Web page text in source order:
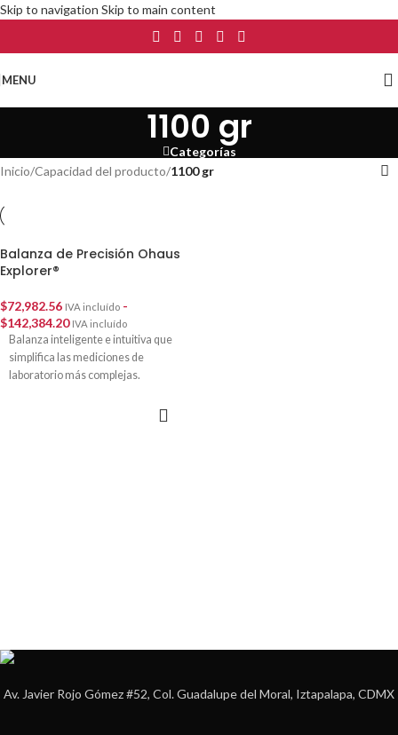
Skip to navigation Skip to main content
MENU
1100 gr
Categorías
Inicio/Capacidad del producto/1100 gr
Balanza de Precisión Ohaus
Explorer®
$72,982.56 IVA incluído -
$142,384.20 IVA incluído
Balanza inteligente e intuitiva que
simplifica las mediciones de
laboratorio más complejas.
Av. Javier Rojo Gómez #52, Col. Guadalupe del Moral, Iztapalapa, CDMX